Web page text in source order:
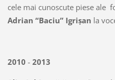
cele mai cunoscute piese ale
Adrian “Baciu” Igrișan la
2010 - 2013